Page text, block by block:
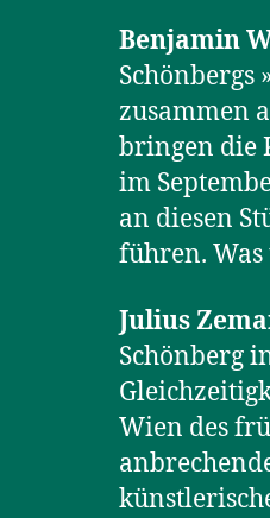
Benjamin
Schönbergs
zusammen
bringen die
im
an diesen
führen.
Julius
Schönberg
Wien des